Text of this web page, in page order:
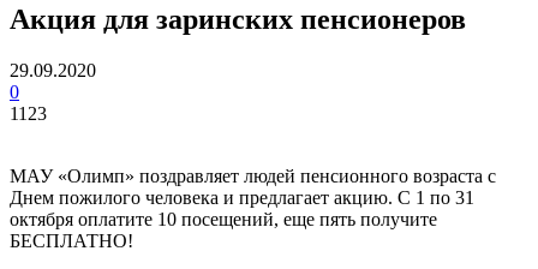
Акция для заринских пенсионеров
29.09.2020
0
1123
МАУ «Олимп» поздравляет людей пенсионного возраста с
Днем пожилого человека и предлагает акцию. С 1 по 31
октября оплатите 10 посещений, еще пять получите
БЕСПЛАТНО!